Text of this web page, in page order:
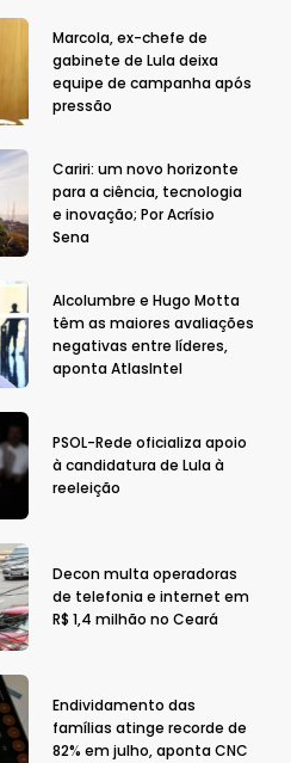
Marcola, ex-chefe de
gabinete de Lula deixa
equipe de campanha após
pressão
Cariri: um novo horizonte
para a ciência, tecnologia
e inovação; Por Acrísio
Sena
Alcolumbre e Hugo Motta
têm as maiores avaliações
negativas entre líderes,
aponta AtlasIntel
PSOL-Rede oficializa apoio
à candidatura de Lula à
reeleição
Decon multa operadoras
de telefonia e internet em
R$ 1,4 milhão no Ceará
Endividamento das
famílias atinge recorde de
82% em julho, aponta CNC